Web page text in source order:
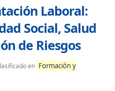
Laboral:
Social, Salud
de Riesgos
en Formación y